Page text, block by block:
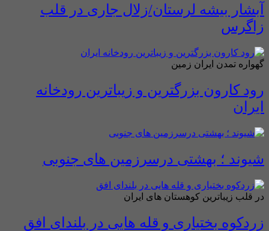
آبشار بیشه لرستان/زلال جاری در قلب
زاگرس
گهواره تمدن ایران زمین
رود کارون بزرگترین و زیباترین رودخانه
ایران
شیوند ؛ بهشتی درسرزمین های جنوبی
در قلب زیباترین کوهستان های ایران
زردکوه بختیاری و قله هایی در بلندای افق